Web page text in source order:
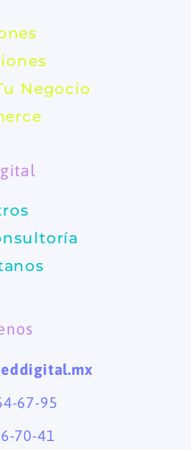
t
a
r
a
m
Negocio
67-95
70-41